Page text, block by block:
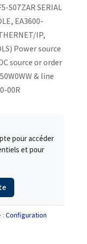
S07ZAR SERIAL
EA3600-
IP,
Power source
source or order
& line
00R
pour accéder
et pour
: Configuration